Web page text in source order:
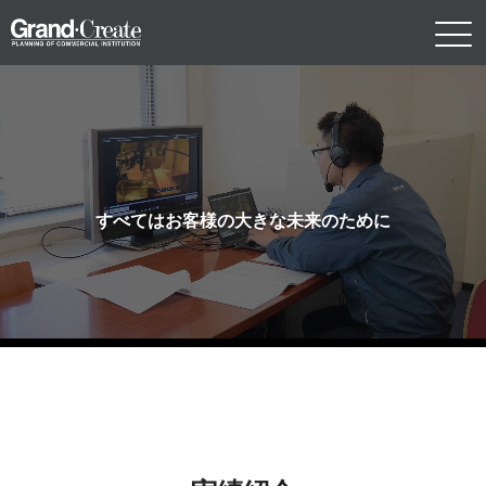
すべてはお客様の大きな未来のために